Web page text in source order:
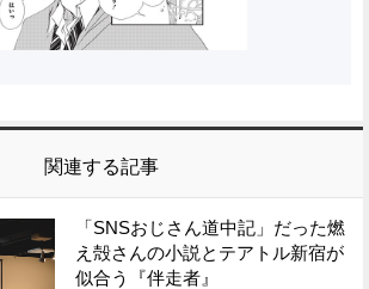
関連する記事
「SNSおじさん道中記」だった燃
え殻さんの小説とテアトル新宿が
似合う『伴走者』